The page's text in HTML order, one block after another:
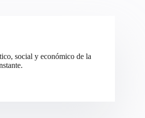
social y económico de la